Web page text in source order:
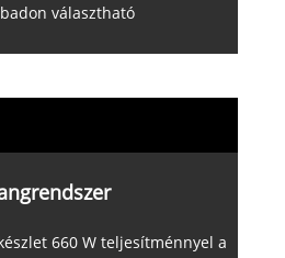
választható
660 W teljesítménnyel a